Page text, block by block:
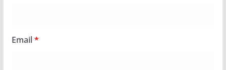
Email*